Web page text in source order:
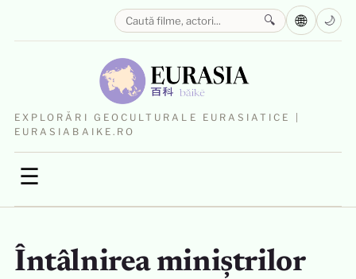
EXPLORĂRI GEOCULTURALE EURASIATICE |
EURASIABAIKE.RO
☰
🔍 🌐 🌙
Întâlnirea miniștrilor